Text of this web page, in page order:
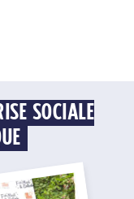
SOCIALE